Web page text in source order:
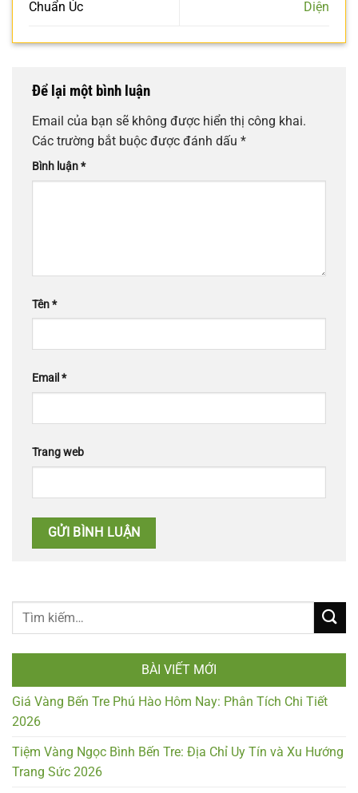
Chuẩn Úc Diện
Để lại một bình luận
Email của bạn sẽ không được hiển thị công khai.
Các trường bắt buộc được đánh dấu *
Bình luận*
Tên*
Email *
Trang web
BÀI VIẾT MỚI
Giá Vàng Bến Tre Phú Hào Hôm Nay: Phân Tích Chi Tiết
2026
Tiệm Vàng Ngọc Bình Bến Tre: Địa Chỉ Uy Tín và Xu Hướng
Trang Sức 2026